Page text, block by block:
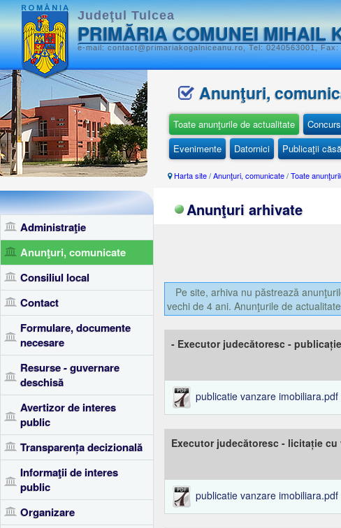
Judeţul Tulcea
PRIMĂRIA COMUNEI MIHAIL
e-mail: contact@primariakogalniceanu.ro, Tel: 0240563001,
Administraţie
Anunţuri, comunicate
Consiliul local
Contact
Formulare, documente
necesare
Resurse - guvernare
deschisă
Avertizor de interes
public
Transparența decizională
Informaţii de interes
public
Organizare
Anunţuri,
Toate anunţurile de actualitate
Evenimente
Datornici Publicaţii
Harta site/Anunţuri, comunicate/Toate
Anunţuri arhivate
Pe site, arhiva nu păstrează
vechi de 4 ani. Anunţurile de
- Executor judecătoresc -
publicatie vanzare imobiliara.pdf
Executor judecătoresc - licitație cu
publicatie vanzare imobiliara.pdf